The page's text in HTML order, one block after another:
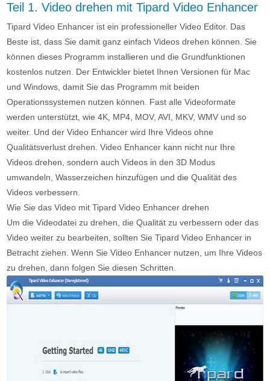
Teil 1. Video drehen mit Tipard Video Enhancer
Tipard Video Enhancer ist ein professioneller Video Editor. Das
Beste ist, dass Sie damit ganz einfach Videos drehen können. Sie
können dieses Programm installieren und die Grundfunktionen
kostenlos nutzen. Der Entwickler bietet Ihnen Versionen für Mac
und Windows, damit Sie das Programm mit beiden
Operationssystemen nutzen können. Fast alle Videoformate
werden unterstützt, wie 4K, MP4, MOV, AVI, MKV, WMV und so
weiter. Und der Video Enhancer wird Ihre Videos ohne
Qualitätsverlust drehen. Video Enhancer kann nicht nur Ihre
Videos drehen, sondern auch Videos in den 3D Modus
umwandeln, Wasserzeichen hinzufügen und die Qualität des
Videos verbessern.
Wie Sie das Video mit Tipard Video Enhancer drehen
Um die Videodatei zu drehen, die Qualität zu verbessern oder das
Video weiter zu bearbeiten, sollten Sie Tipard Video Enhancer in
Betracht ziehen. Wenn Sie Video Enhancer nutzen, um Ihre Videos
zu drehen, dann folgen Sie diesen Schritten.